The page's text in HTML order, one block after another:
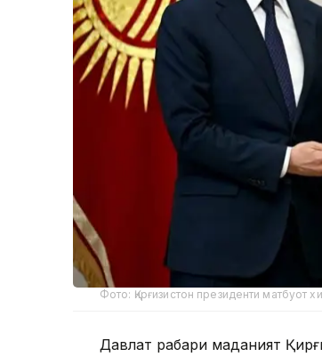
Фото: Қирғизистон президенти матбуот
Давлат раҳбари маданият